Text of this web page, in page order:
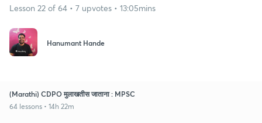
Lesson 22 of 64 • 7 upvotes • 13:05mins
Hanumant Hande
(Marathi) CDPO मुलाखतीस जाताना : MPSC
64 lessons • 14h 22m